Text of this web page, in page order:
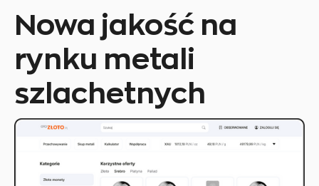
Nowa jakość na
rynku metali
szlachetnych